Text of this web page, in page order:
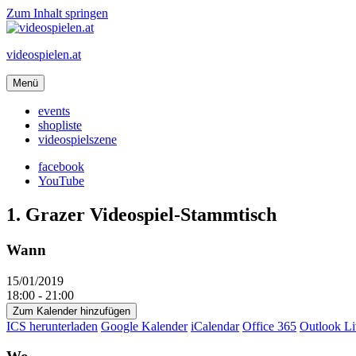
Zum Inhalt springen
videospielen.at
Menü
events
shopliste
videospielszene
facebook
YouTube
1. Grazer Videospiel-Stammtisch
Wann
15/01/2019
18:00 - 21:00
Zum Kalender hinzufügen
ICS herunterladen Google Kalender iCalendar Office 365 Outlook